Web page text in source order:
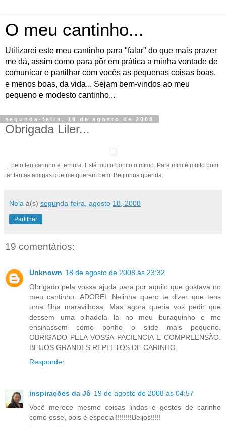
O meu cantinho...
Utilizarei este meu cantinho para "falar" do que mais prazer
me dá, assim como para pôr em prática a minha vontade de
comunicar e partilhar com vocês as pequenas coisas boas,
e menos boas, da vida... Sejam bem-vindos ao meu
pequeno e modesto cantinho...
segunda-feira, 18 de agosto de 2008
Obrigada Liler...
... pelo teu carinho e ternura. Está muito bonito o mimo. Para mim é muito bom
ter tantas amigas que me querem bem. Beijinhos querida.
Nela à(s) segunda-feira, agosto 18, 2008
Partilhar
19 comentários:
Unknown 18 de agosto de 2008 às 23:32
Obrigado pela vossa ajuda para por aquilo que gostava no
meu cantinho. ADOREI. Nelinha quero te dizer que tens
uma filha maravilhosa. Mas agora queria vos pedir que
dessem uma olhadela lá no meu buraquinho e me
ensinassem como ponho o slide mais pequeno.
OBRIGADO PELA VOSSA PACIENCIA E COMPREENSÃO.
BEIJOS GRANDES REPLETOS DE CARINHO.
Responder
inspirações da Jô 19 de agosto de 2008 às 04:57
Você merece mesmo coisas lindas e gestos de carinho
como esse, pois é especial!!!!!!!!Beijos!!!!!